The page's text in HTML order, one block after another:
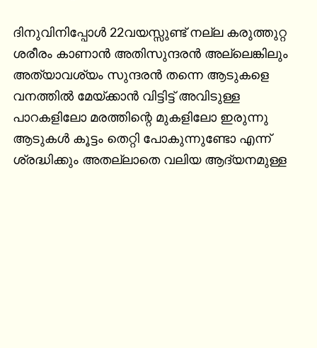
ദിനുവിനിപ്പോൾ 22വയസ്സുണ്ട് നല്ല കരുത്തുറ്റ
ശരീരം കാണാൻ അതിസുന്ദരൻ അല്ലെങ്കിലും
അത്യാവശ്യം സുന്ദരൻ തന്നെ ആടുകളെ
വനത്തിൽ മേയ്ക്കാൻ വിട്ടിട്ട് അവിടുള്ള
പാറകളിലോ മരത്തിന്റെ മുകളിലോ ഇരുന്നു
ആടുകൾ കൂട്ടം തെറ്റി പോകുന്നുണ്ടോ എന്ന്
ശ്രദ്ധിക്കും അതല്ലാതെ വലിയ ആദ്യനമുള്ള